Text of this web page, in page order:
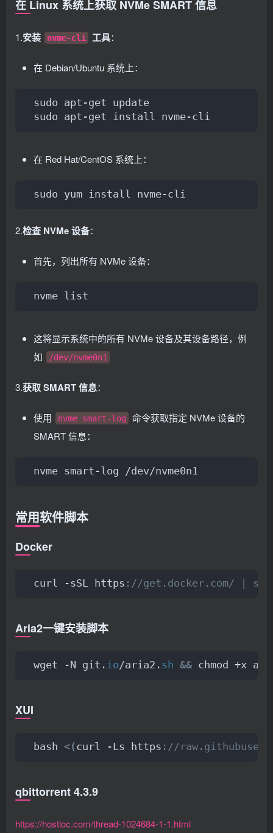
在 Linux 系统上获取 NVMe SMART 信息
1.安装 nvme-cli 工具：
在 Debian/Ubuntu 系统上：
sudo apt-get update
sudo apt-get install nvme-cli
在 Red Hat/CentOS 系统上：
sudo yum install nvme-cli
2.检查 NVMe 设备：
首先，列出所有 NVMe 设备：
nvme list
这将显示系统中的所有 NVMe 设备及其设备路径，例
如
/dev/nvme0n1
3.获取 SMART 信息：
使用 nvme smart-log
命令获取指定 NVMe 设备的
SMART 信息：
nvme smart-log /dev/nvme0n1
常用软件脚本
Docker
curl -sSL https ://get.docker.com/ | sh
Aria2一键安装脚本
wget -N git. io/aria2. sh && chmod +x
XUI
bash <(curl -Ls https ://
qbittorrent 4.3.9
https://hostloc.com/thread-1024684-1-1.html